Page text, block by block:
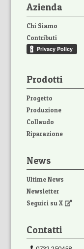
Azienda
Chi Siamo
Contributi
Prodotti
Progetto
Produzione
Collaudo
Riparazione
News
Ultime News
Newsletter
Seguici su X
Contatti